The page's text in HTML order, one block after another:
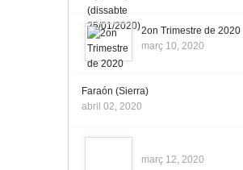
2on Trimestre de 2020
març 10, 2020
Faraón (Sierra)
abril 02, 2020
març 12, 2020